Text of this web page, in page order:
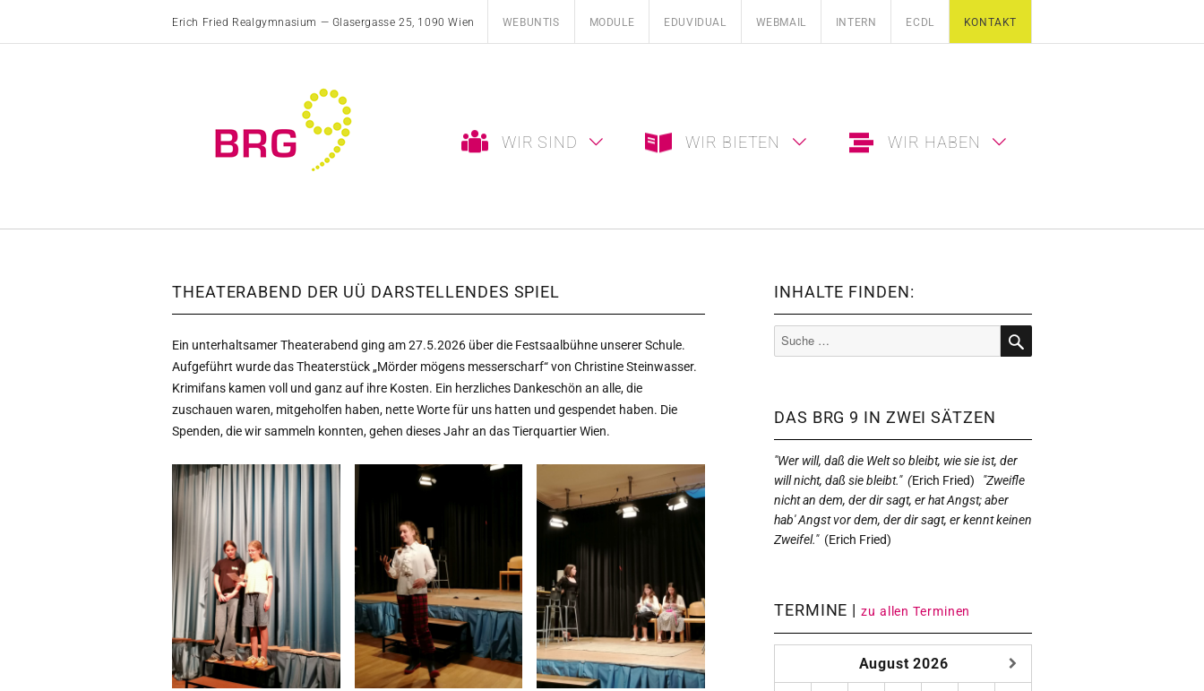
Erich Fried Realgymnasium — Glasergasse 25, 1090 Wien WEBUNTIS MODULE EDUVIDUAL WEBMAIL INTERN ECDL KONTAKT
WIR SIND WIR BIETEN WIR HABEN
THEATERABEND DER UÜ DARSTELLENDES SPIEL
Ein unterhaltsamer Theaterabend ging am 27.5.2026 über die Festsaalbühne unserer Schule.
Aufgeführt wurde das Theaterstück „Mörder mögens messerscharf“ von Christine Steinwasser.
Krimifans kamen voll und ganz auf ihre Kosten. Ein herzliches Dankeschön an alle, die
zuschauen waren, mitgeholfen haben, nette Worte für uns hatten und gespendet haben. Die
Spenden, die wir sammeln konnten, gehen dieses Jahr an das Tierquartier Wien.
INHALTE FINDEN:
Suche
nach:
SUCHE
DAS BRG 9 IN ZWEI SÄTZEN
"Wer will, daß die Welt so bleibt, wie sie ist, der
will nicht, daß sie bleibt." (Erich Fried)
"Zweifle
nicht an dem, der dir sagt, er hat Angst; aber
hab' Angst vor dem, der dir sagt, er kennt keinen
Zweifel."(Erich Fried)
TERMINE | zu allen Terminen
August 2026